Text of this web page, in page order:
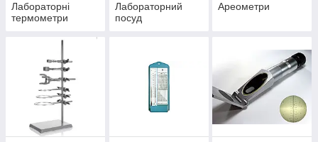
Лабораторні
термометри
Лабораторний
посуд
Ареометри